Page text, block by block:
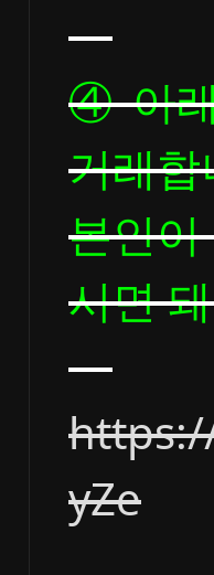
④ 아
거래
본인
시면
yZe